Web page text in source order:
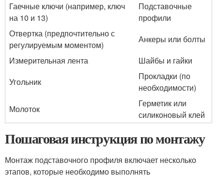
Гаечные ключи (например, ключ
на 10 и 13)
Подставочные
профили
Отвертка (предпочтительно с
регулируемым моментом)
Анкеры или болты
Измерительная лента
Шайбы и гайки
Угольник
Прокладки (по
необходимости)
Молоток
Герметик или
силиконовый клей
Пошаговая инструкция по монтажу
Монтаж подставочного профиля включает несколько
этапов, которые необходимо выполнять